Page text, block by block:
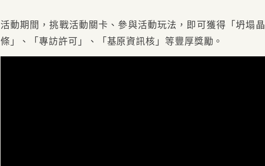
活動期間，挑戰活動關卡、參與活動玩法，即可獲得「坍塌晶
條」、「專訪許可」、「基原資訊核」等豐厚獎勵。